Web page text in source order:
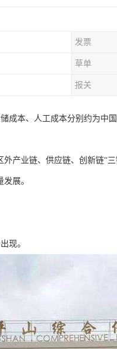
发票
草单
报关
成本、人工成本分别约为中
产业链、供应链、创新链“
展。
现。